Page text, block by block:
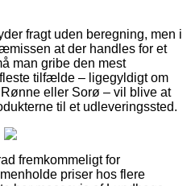
fragt uden beregning, men i
at der handles for et
man gribe den mest
tilfælde – ligegyldigt om
eller Sorø – vil blive at
til et udleveringssted.
fremkommeligt for
priser hos flere